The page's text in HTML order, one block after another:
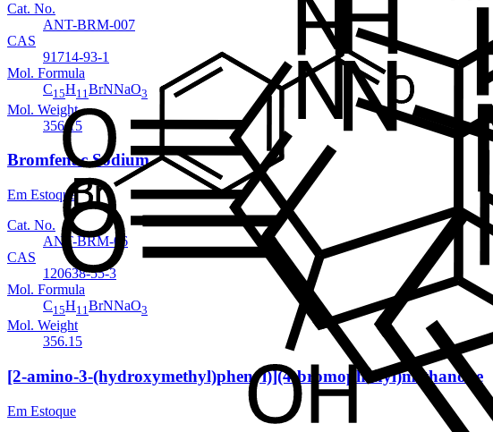
Cat. No.
ANT-BRM-007
CAS
91714-93-1
Mol. Formula
C15H11BrNNaO3
Mol. Weight
356.15
Bromfenac Sodium
Em Estoque
Cat. No.
ANT-BRM-06
CAS
120638-55-3
Mol. Formula
C15H11BrNNaO3
Mol. Weight
356.15
[2-amino-3-(hydroxymethyl)phenyl)](4-bromophenyl)methanone
Em Estoque